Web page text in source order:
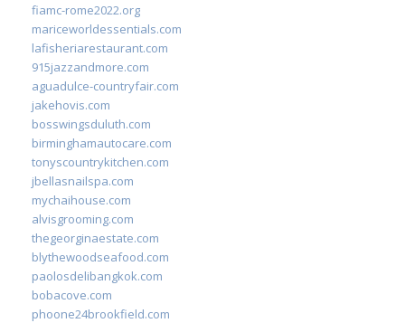
fiamc-rome2022.org
mariceworldessentials.com
lafisheriarestaurant.com
915jazzandmore.com
aguadulce-countryfair.com
jakehovis.com
bosswingsduluth.com
birminghamautocare.com
tonyscountrykitchen.com
jbellasnailspa.com
mychaihouse.com
alvisgrooming.com
thegeorginaestate.com
blythewoodseafood.com
paolosdelibangkok.com
bobacove.com
phoone24brookfield.com